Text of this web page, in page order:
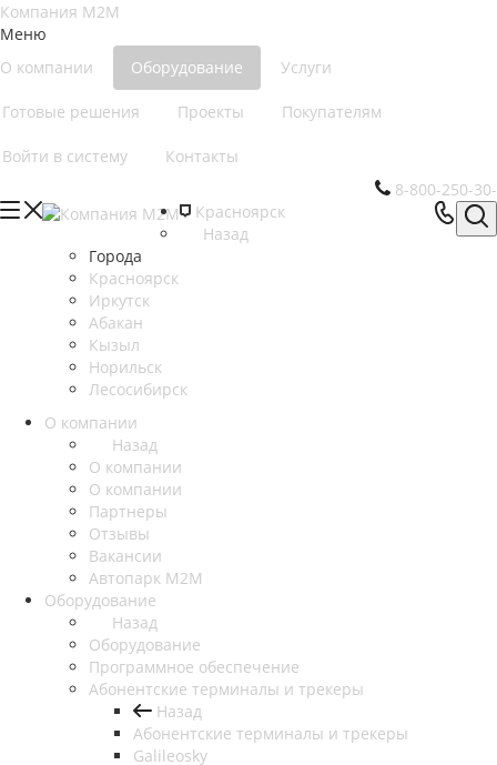
Меню
О компании
Оборудование Услуги
Готовые решения Проекты Покупателям
Войти в систему
Контакты
8-800-250-
Красноярск
Назад
Города
Красноярск
Иркутск
Абакан
Кызыл
Норильск
Лесосибирск
О компании
Назад
О компании
О компании
Партнеры
Отзывы
Вакансии
Автопарк М2М
Оборудование
Назад
Оборудование
Программное обеспечение
Абонентские терминалы и трекеры
Назад
Абонентские терминалы и трекеры
Galileosky